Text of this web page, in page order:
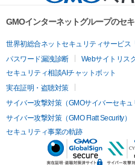
GMOインターネットグループのセ
世界初総合ネットセキュリティサービス
パスワード漏洩診断
Webサイトリス
セキュリティ相談AIチャットボット
実在証明・盗聴対策
サイバー攻撃対策（GMOサイバーセキュ
サイバー攻撃対策（GMO Flatt Security）
セキュリティ事業の軌跡